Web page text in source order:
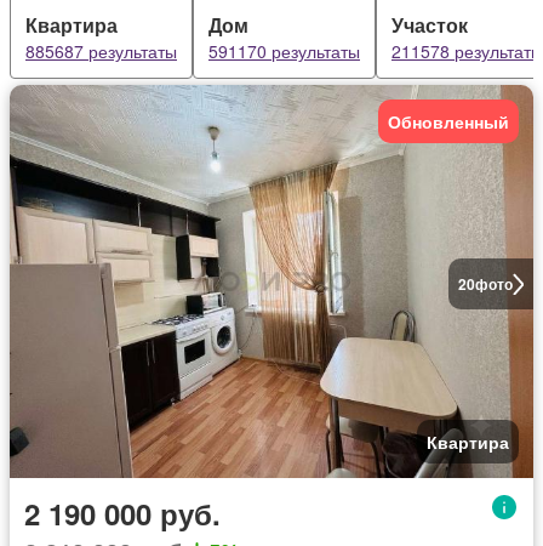
Квартира
885687 результаты
Дом
591170 результаты
Участок
211578 результаты
20фото
Обновленный
Квартира
2 190 000 руб.